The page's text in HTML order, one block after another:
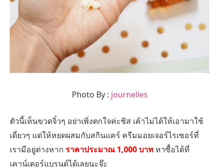
Photo By : journelles
ตัวนี้เห็นขวดจิ๋วๆ อย่าเพิ่งตกใจค่ะซิส เค้าไม่ได้ให้เอามาใช้
เดี่ยวๆ แต่ให้หยดผสมกับสกินแคร์ ครีมมอยเจอร์ไรเซอร์ที่
เรามีอยู่ต่างหาก ราคาประมาณ 1,000 บาทหาซื้อได้ที่
เคาน์เตอร์แบรนด์ได้เลยนะจ๊ะ